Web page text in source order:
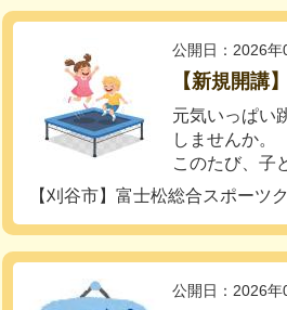
公開日：2026年
【新規開講
元気いっぱい
しませんか。
このたび、子
【刈谷市】富士松総合スポーツ
公開日：2026年